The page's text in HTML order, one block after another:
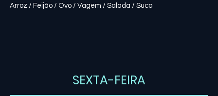
Arroz / Feijão / Ovo / Vagem / Salada / Suco
SEXTA-FEIRA